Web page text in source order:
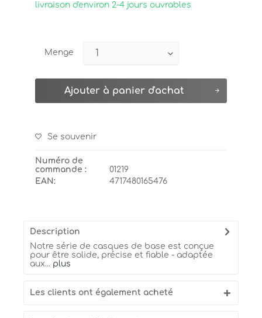
livraison d'environ 2-4 jours ouvrables
Menge
Ajouter à panier d'achat
Se souvenir
Numéro de
commande :
01219
EAN:
4717480165476
Description
Notre série de casques de base est conçue
pour être solide, précise et fiable - adaptée
aux... plus
Les clients ont également acheté